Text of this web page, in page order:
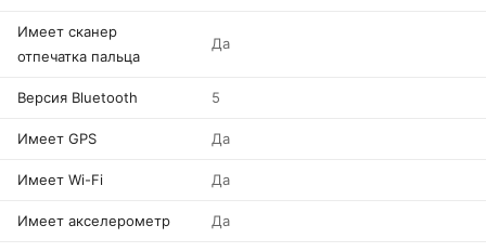
Имеет сканер
отпечатка пальца
Да
Версия Bluetooth 5
Имеет GPS Да
Имеет Wi-Fi Да
Имеет акселерометр Да